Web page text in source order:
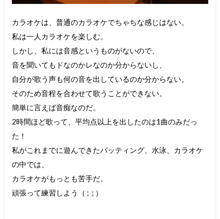
カラオケは、普通のカラオケでちゃちな感じはない。
私は一人カラオケを楽しむ。
しかし、私には音感というものがないので、
音を聞いてもドなのかレなのか分からないし、
自分が歌う声も何の音を出しているのか分からない。
そのため音程を合わせて歌うことができない。
簡単に言えば音痴なのだ。
2時間ほど歌って、平均点以上を出したのは1曲のみだっ
た！
私がこれまでに遊んできたバッティング、水泳、カラオケ
の中では、
カラオケがもっとも苦手だ。
頑張って練習しよう（ ; ; ）